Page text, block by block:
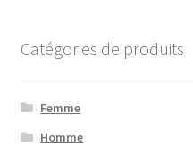
Catégories de produits
Femme
Homme